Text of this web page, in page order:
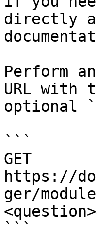
directly
Perform
URL with
optional
```
GET
https://
ger/
```